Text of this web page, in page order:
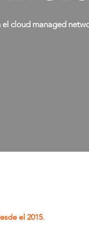
cloud managed
el 2015.